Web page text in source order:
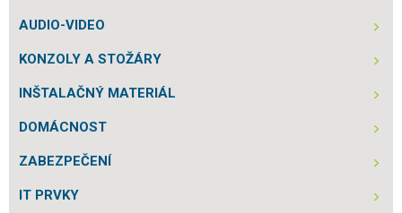
AUDIO-VIDEO
KONZOLY A STOŽÁRY
INŠTALAČNÝ MATERIÁL
DOMÁCNOST
ZABEZPEČENÍ
IT PRVKY